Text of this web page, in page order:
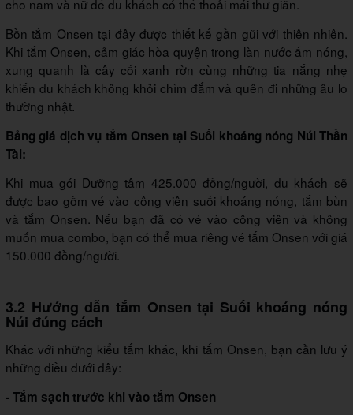
cho nam và nữ để du khách có thể thoải mái thư giãn.
Bồn tắm Onsen tại đây được thiết kế gần gũi với thiên nhiên.
Khi tắm Onsen, cảm giác hòa quyện trong làn nước ấm nóng,
xung quanh là cây cối xanh rờn cùng những tia nắng nhẹ
khiến du khách không khỏi chìm đắm và quên đi những âu lo
thường nhật.
Bảng giá dịch vụ tắm Onsen tại Suối khoáng nóng Núi Thần
Tài:
Khi mua gói Dưỡng tâm 425.000 đồng/người, du khách sẽ
được bao gồm vé vào công viên suối khoáng nóng, tắm bùn
và tắm Onsen. Nếu bạn đã có vé vào công viên và không
muốn mua combo, bạn có thể mua riêng vé tắm Onsen với giá
150.000 đồng/người.
3.2 Hướng dẫn tắm Onsen tại Suối khoáng nóng
Núi đúng cách
Khác với những kiểu tắm khác, khi tắm Onsen, bạn cần lưu ý
những điều dưới đây:
- Tắm sạch trước khi vào tắm Onsen